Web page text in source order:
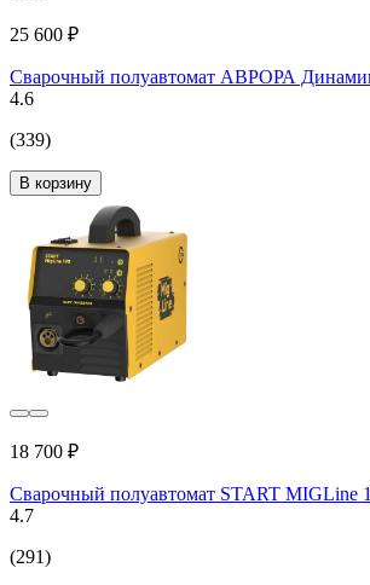
25 600 ₽
Сварочный полуавтомат АВРОРА
4.6
(339)
В корзину
18 700 ₽
Сварочный полуавтомат START MIGLine
4.7
(291)